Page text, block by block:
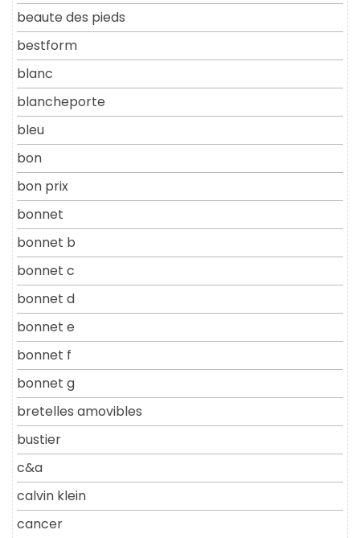
beaute des pieds
bestform
blanc
blancheporte
bleu
bon
bon prix
bonnet
bonnet b
bonnet c
bonnet d
bonnet e
bonnet f
bonnet g
bretelles amovibles
bustier
c&a
calvin klein
cancer